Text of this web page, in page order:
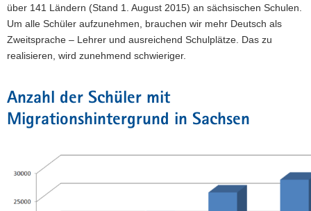
über 141 Ländern (Stand 1. August 2015) an sächsischen Schulen.
Um alle Schüler aufzunehmen, brauchen wir mehr Deutsch als
Zweitsprache – Lehrer und ausreichend Schulplätze. Das zu
realisieren, wird zunehmend schwieriger.
Anzahl der Schüler mit
Migrationshintergrund in Sachsen